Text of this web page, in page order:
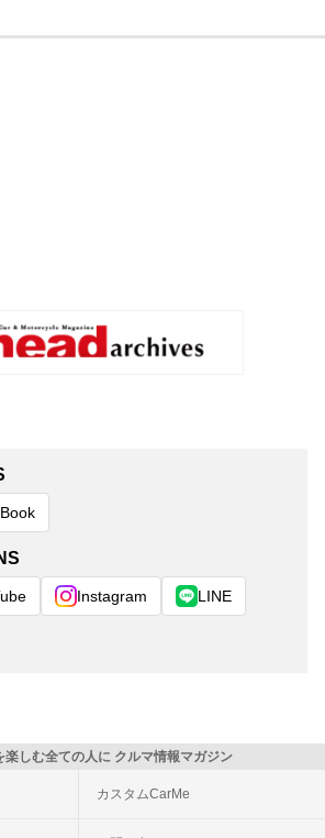
Instagram LINE
楽しむ全ての人に クルマ情報マガジン
カスタムCarMe